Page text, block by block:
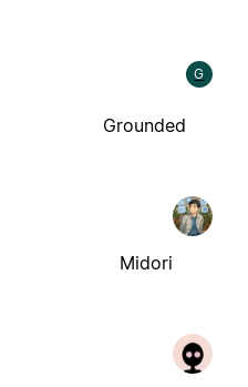
G
Grounded
Midori